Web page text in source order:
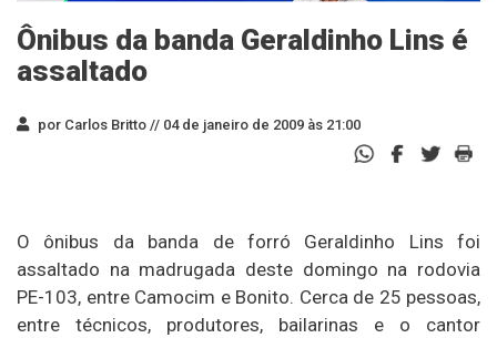
Ônibus da banda Geraldinho Lins é
assaltado
por Carlos Britto // 04 de janeiro de 2009 às 21:00
O ônibus da banda de forró Geraldinho Lins foi
assaltado na madrugada deste domingo na rodovia
PE-103, entre Camocim e Bonito. Cerca de 25 pessoas,
entre técnicos, produtores, bailarinas e o cantor